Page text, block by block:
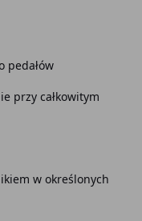
pedałów
przy całkowitym
w określonych